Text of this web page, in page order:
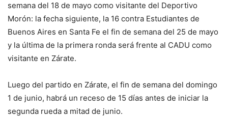
semana del 18 de mayo como visitante del Deportivo
Morón: la fecha siguiente, la 16 contra Estudiantes de
Buenos Aires en Santa Fe el fin de semana del 25 de mayo
y la última de la primera ronda será frente al CADU como
visitante en Zárate.
Luego del partido en Zárate, el fin de semana del domingo
1 de junio, habrá un receso de 15 días antes de iniciar la
segunda rueda a mitad de junio.